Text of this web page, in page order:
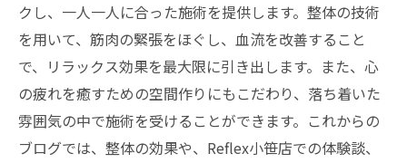
クし、一人一人に合った施術を提供します。整体の技術
を用いて、筋肉の緊張をほぐし、血流を改善すること
で、リラックス効果を最大限に引き出します。また、心
の疲れを癒すための空間作りにもこだわり、落ち着いた
雰囲気の中で施術を受けることができます。これからの
ブログでは、整体の効果や、Reflex小笹店での体験談、